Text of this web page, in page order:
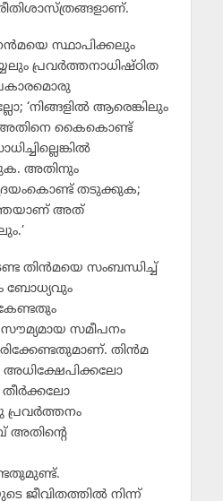
സ്ഥാപിക്കലും
പ്രവര്‍ത്തനാധിഷ്ഠിത
‘നിങ്ങളില്‍ ആരെങ്കിലും
അതിനെ കൈകൊണ്ട്
അതിനും
തടുക്കുക;
അത്
തിന്‍മയെ സംബന്ധിച്ച്
ബോധ്യവും
സമീപനം
തിന്‍മ
അധിക്ഷേപിക്കലോ
തീര്‍ക്കലോ
പ്രവര്‍ത്തനം
അതിന്റെ
ജീവിതത്തില്‍ നിന്ന്